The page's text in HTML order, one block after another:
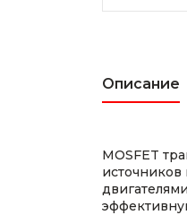
Описание
MOSFET
источников